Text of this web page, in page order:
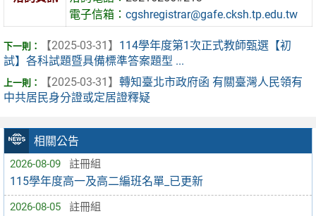
相關公告
2026-08-09 註冊組
115學年度高一及高二編班名單_已更新
2026-08-05 註冊組
電子信箱：cgshregistrar@gafe.cksh.tp.edu.tw
【2025-03-31】 114學年度第1次正式教師甄選【初
試】各科試題暨具備標準答案題型 ...
【2025-03-31】 轉知臺北市政府函 有關臺灣人民領有
中共居民身分證或定居證釋疑